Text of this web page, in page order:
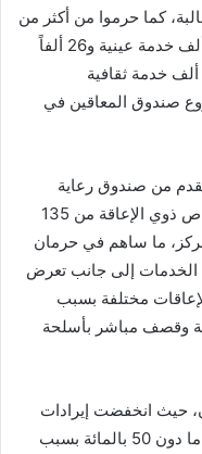
ألف طالب وطالبة، كما حرموا من أكثر من
28 ألفاً و32 خدمة مالية و15 ألفاً و744 ألف خدمة عينية و26 ألفاً
و24 ألف خدمة تأهيلية وستة آلاف و224 ألف خدمة ثقافية
ألف خدمة بفروع صندوق المعاقين في
من صندوق رعاية
وتأهيل المعاقين لجمعيات ومراكز الأشخاص ذوي الإعاقة من 135
إلى 65 جمعية ومركز، ما ساهم في حرمان
الخدمات إلى جانب تعرض
مختلفة بسبب
وقصف مباشر بأسلحة
حيث انخفضت إيرادات
صندوق المعاقين خلال فترة العدوان إلى ما دون 50 بالمائة بسبب